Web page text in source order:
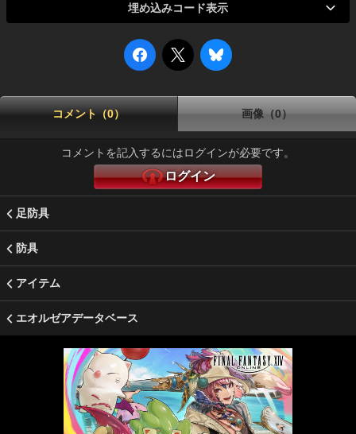
埋め込みコード表示
コメント（0） 画像（0）
コメントを記入するにはログインが必要です。
ログイン
足防具
防具
アイテム
エオルゼアデータベース